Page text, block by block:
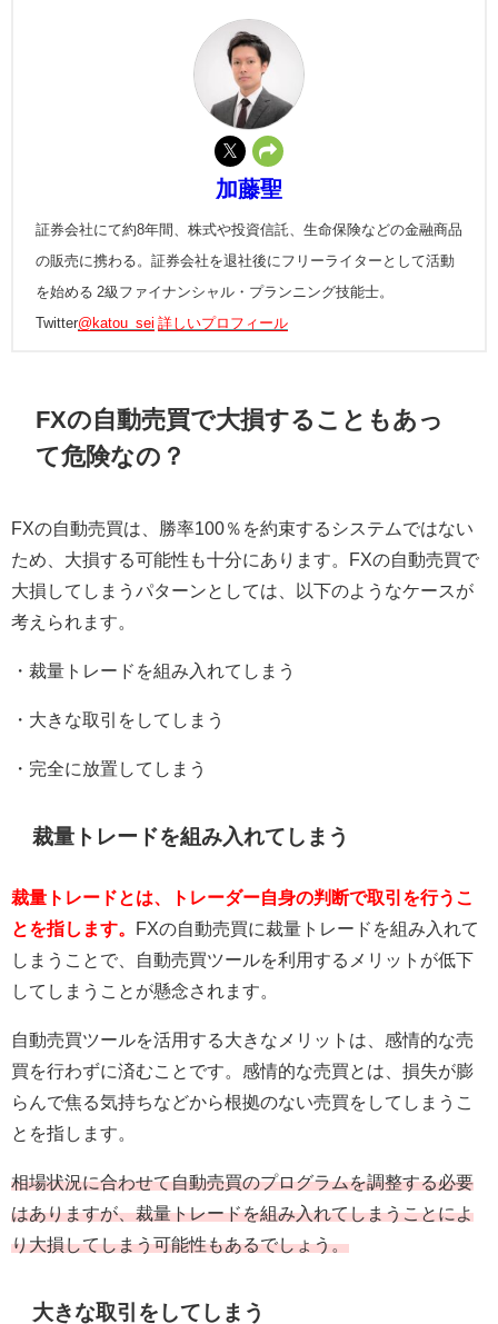
加藤聖
証券会社にて約8年間、株式や投資信託、生命保険などの金融商品
の販売に携わる。証券会社を退社後にフリーライターとして活動
を始める 2級ファイナンシャル・プランニング技能士。
Twitter@katou_sei 詳しいプロフィール
FXの自動売買で大損することもあっ
て危険なの？
FXの自動売買は、勝率100％を約束するシステムではない
ため、大損する可能性も十分にあります。
FXの自動売買で
大損してしまうパターンとしては、以下のようなケースが
考えられます。
・裁量トレードを組み入れてしまう
・大きな取引をしてしまう
・完全に放置してしまう
裁量トレードを組み入れてしまう
裁量トレードとは、トレーダー自身の判断で取引を行うこ
とを指します。
FXの自動売買に裁量トレードを組み入れて
しまうことで、自動売買ツールを利用するメリットが低下
してしまうことが懸念されます。
自動売買ツールを活用する大きなメリットは、感情的な売
買を行わずに済むことです。感情的な売買とは、損失が膨
らんで焦る気持ちなどから根拠のない売買をしてしまうこ
とを指します。
相場状況に合わせて自動売買のプログラムを調整する必要
はありますが、裁量トレードを組み入れてしまうことによ
り大損してしまう可能性もあるでしょう。
大きな取引をしてしまう